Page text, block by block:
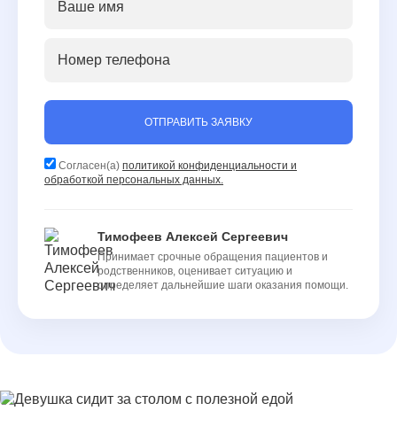
ОТПРАВИТЬ ЗАЯВКУ
Согласен(а) политикой конфиденциальности и
обработкой персональных данных.
Тимофеев Алексей Сергеевич
Принимает срочные обращения пациентов и
родственников, оценивает ситуацию и
определяет дальнейшие шаги оказания помощи.